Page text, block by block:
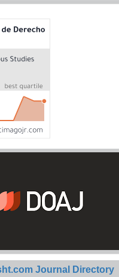
Journal Directory